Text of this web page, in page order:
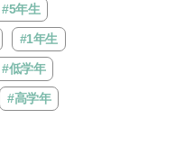
#5年生
#1年生
#低学年
#高学年